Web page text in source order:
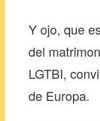
Y ojo, que
del
LGTBI,
de Europa.